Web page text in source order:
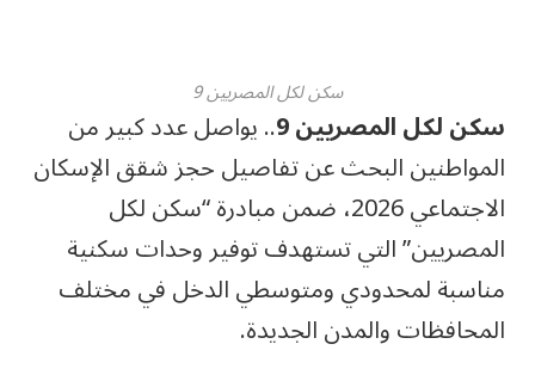
سكن لكل المصريين 9
سكن لكل المصريين 9 .. يواصل عدد كبير من
المواطنين البحث عن تفاصيل حجز شقق الإسكان
الاجتماعي 2026، ضمن مبادرة “سكن لكل
المصريين” التي تستهدف توفير وحدات سكنية
مناسبة لمحدودي ومتوسطي الدخل في مختلف
المحافظات والمدن الجديدة.